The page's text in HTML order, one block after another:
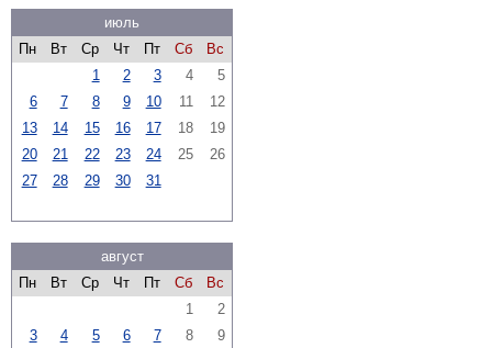
июль
Пн
Вт Ср Чт Пт Сб
Вс
1
2 3 4
5
6
7 8 9 10 11
12
13
14 15 16 17 18
19
20
21 22 23 24 25
26
27
28 29 30 31
август
Пн
Вт Ср Чт Пт Сб
Вс
1
2
3
4 5 6 7 8
9